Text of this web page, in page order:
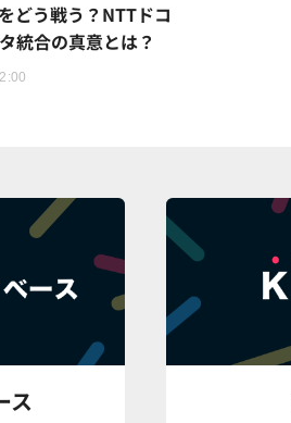
どう戦う？NTTドコ
統合の真意とは？
ス